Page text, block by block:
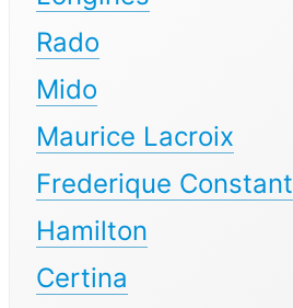
Rado
Mido
Maurice Lacroix
Frederique Constant
Hamilton
Certina